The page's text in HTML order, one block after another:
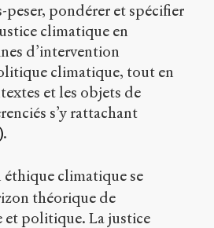
pondérer et spécifier
climatique en
d’intervention
climatique, tout en
et les objets de
s’y rattachant
.
éthique climatique se
théorique de
politique. La justice